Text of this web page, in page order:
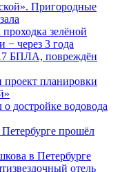
Пригородные
зелёной
через 3 года
БПЛА, повреждён
планировки
достройке водовода
прошёл
в Петербурге
отель